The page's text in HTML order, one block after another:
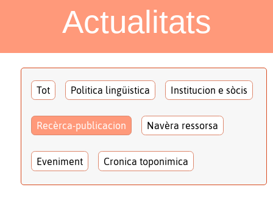
Actualitats
Tot Politica lingüistica Institucion e sòcis
Recèrca-publicacion Navèra ressorsa
Eveniment Cronica toponimica